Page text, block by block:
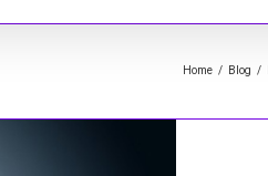
Home / Blog /